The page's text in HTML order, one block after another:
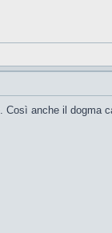
Così anche il dogma